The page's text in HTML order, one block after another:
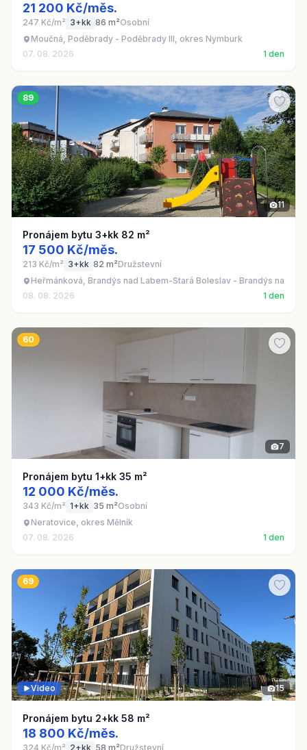
21 200 Kč/měs.
247 Kč/m² 3+kk 86 m²Osobní
Moučná, Poděbrady - Poděbrady III, okres Nymburk
07. 08. 2026
1 den
89
11
Pronájem bytu 3+kk 82 m²
17 500 Kč/měs.
213 Kč/m² 3+kk 82 m²Družstevní
Heřmánková, Brandýs nad Labem-Stará Boleslav - Brandýs nad
08. 08. 2026
1 den
60
7
Pronájem bytu 1+kk 35 m²
12 000 Kč/měs.
343 Kč/m² 1+kk 35 m²Osobní
Neratovice, okres Mělník
07. 08. 2026
1 den
69
15
Video
Pronájem bytu 2+kk 58 m²
18 800 Kč/měs.
324 Kč/m² 2+kk 58 m²Družstevní